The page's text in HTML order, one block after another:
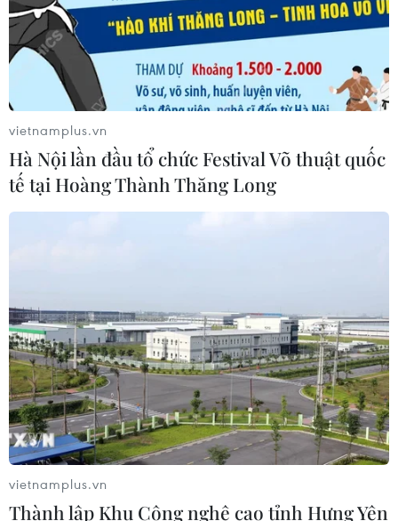
TIN CÙNG CHUYÊN MỤC
Giá vàng trong nước giảm nhẹ,
thương hiệu SJC lùi về ngưỡng 142,2
triệu đồng
vietnamplus.vn
Hà Nội lần đầu tổ chức Festival Võ thuật quốc
tế tại Hoàng Thành Thăng Long
vietnamplus.vn
Thành lập Khu Công nghệ cao tỉnh Hưng Yên